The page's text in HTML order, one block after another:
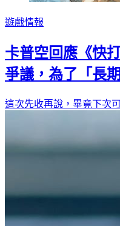
遊戲情報
卡普空回應《快
爭議，為了「長
這次先收再說，畢竟下次